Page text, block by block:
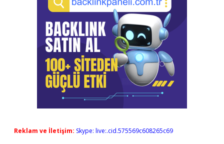
Reklam ve İletişim: Skype: live:.cid.575569c608265c69